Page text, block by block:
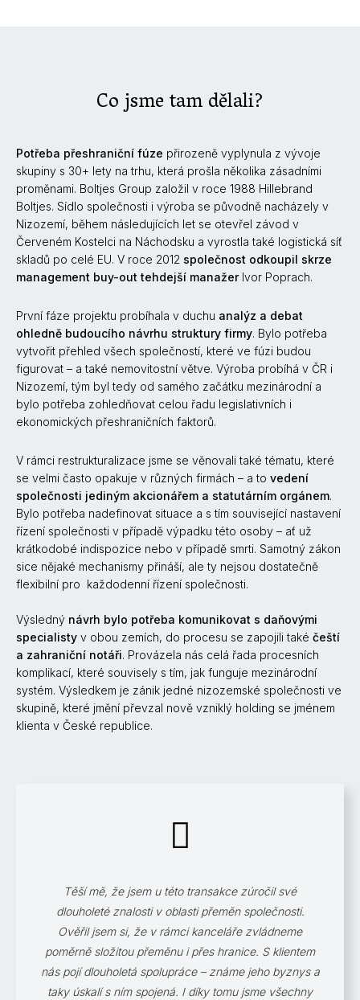
Co jsme tam dělali?
Potřeba přeshraniční fúze přirozeně vyplynula z vývoje
skupiny s 30+ lety na trhu, která prošla několika zásadními
proměnami. Boltjes Group založil v roce 1988 Hillebrand
Boltjes. Sídlo společnosti i výroba se původně nacházely v
Nizozemí, během následujících let se otevřel závod v
Červeném Kostelci na Náchodsku a vyrostla také logistická síť
skladů po celé EU. V roce 2012 společnost odkoupil skrze
management buy-out tehdejší manažerIvor Poprach.
První fáze projektu probíhala v duchu analýz a debat
ohledně budoucího návrhu struktury firmy. Bylo potřeba
vytvořit přehled všech společností, které ve fúzi budou
figurovat – a také nemovitostní větve. Výroba probíhá v ČR i
Nizozemí, tým byl tedy od samého začátku mezinárodní a
bylo potřeba zohledňovat celou řadu legislativních i
ekonomických přeshraničních faktorů.
V rámci restrukturalizace jsme se věnovali také tématu, které
se velmi často opakuje v různých firmách – a to vedení
společnosti jediným akcionářem a statutárním orgánem
Bylo potřeba nadefinovat situace a s tím související nastavení
řízení společnosti v případě výpadku této osoby – ať už
krátkodobé indispozice nebo v případě smrti. Samotný zákon
sice nějaké mechanismy přináší, ale ty nejsou dostatečně
flexibilní pro každodenní řízení společnosti.
Výsledný návrh bylo potřeba komunikovat s daňovými
specialisty v obou zemích, do procesu se zapojili také čeští
a zahraniční notáři . Provázela nás celá řada procesních
komplikací, které souvisely s tím, jak funguje mezinárodní
systém. Výsledkem je zánik jedné nizozemské společnosti ve
skupině, které jmění převzal nově vzniklý holding se jménem
klienta v České republice.
Těší mě, že jsem u této transakce zúročil své
dlouholeté znalosti v oblasti přeměn společnosti.
Ověřil jsem si, že v rámci kanceláře zvládneme
poměrně složitou přeměnu i přes hranice. S klientem
nás pojí dlouholetá spolupráce – známe jeho byznys a
taky úskalí s ním spojená. I díky tomu jsme všechny